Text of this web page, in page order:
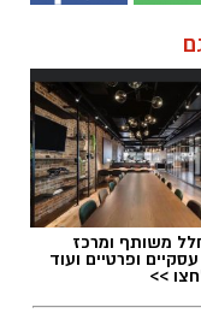
משותף ומרכז
ופרטיים ועוד
>>